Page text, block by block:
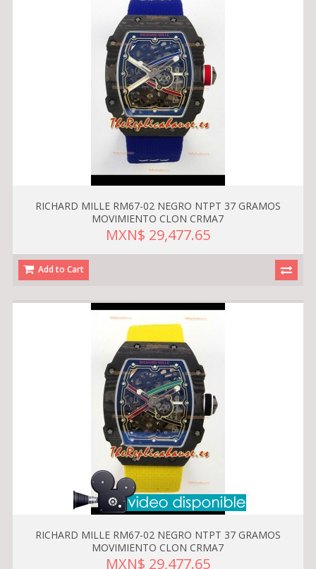
RICHARD MILLE RM67-02 NEGRO NTPT 37 GRAMOS
MOVIMIENTO CLON CRMA7
MXN$ 29,477.65
Add to Cart
RICHARD MILLE RM67-02 NEGRO NTPT 37 GRAMOS
MOVIMIENTO CLON CRMA7
MXN$ 29,477.65